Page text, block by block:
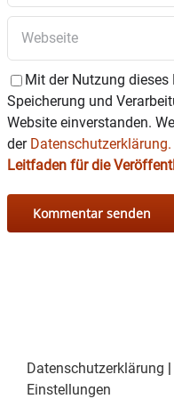
Mit der Nutzung
Speicherung und
Website einverstanden.
der Datenschutzerklärung.
Leitfaden für die
Datenschutzerklärung |
Einstellungen